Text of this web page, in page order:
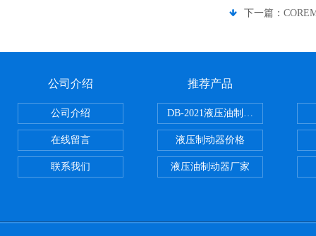
下一篇：
公司介绍
公司介绍
在线留言
联系我们
推荐产品
DB-2021液压油制动器
液压制动器价格
液压油制动器厂家